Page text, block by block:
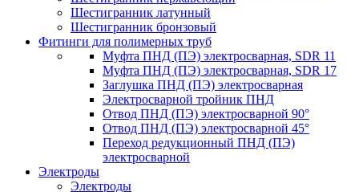
Шестигранник латунный
Шестигранник бронзовый
Фитинги для полимерных труб
Муфта ПНД (ПЭ) электросварная, SDR 11
Муфта ПНД (ПЭ) электросварная, SDR 17
Заглушка ПНД (ПЭ) электросварная
Электросварной тройник ПНД
Отвод ПНД (ПЭ) электросварной 90°
Отвод ПНД (ПЭ) электросварной 45°
Переход редукционный ПНД (ПЭ)
электросварной
Электроды
Электроды